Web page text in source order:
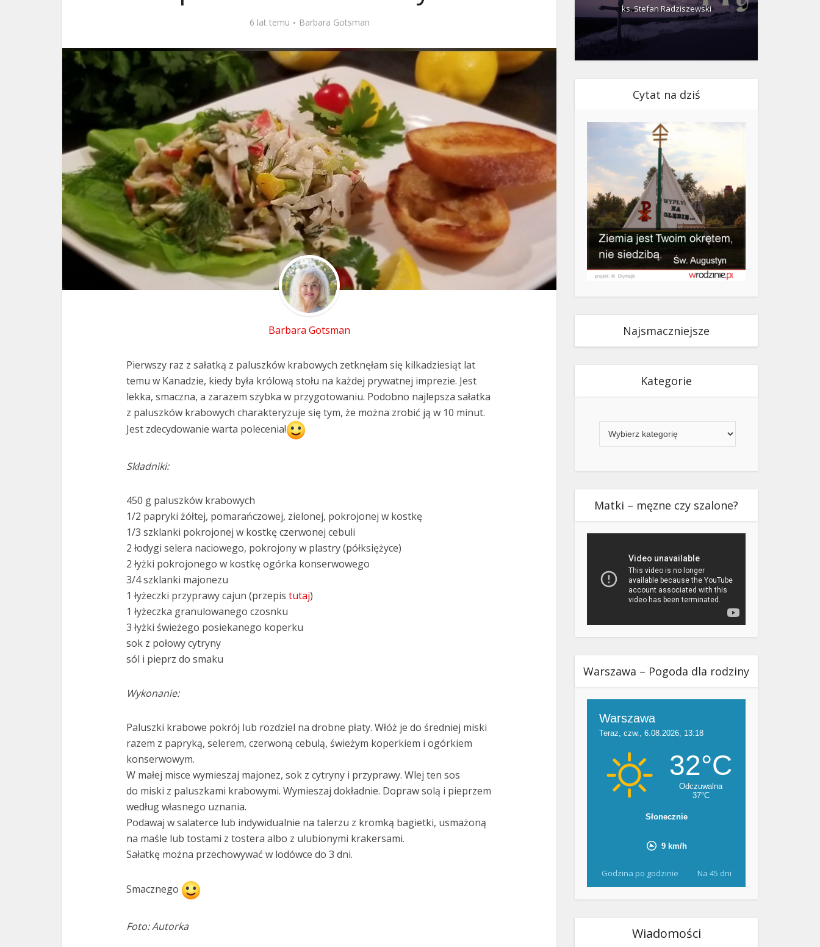
6 lat temu Barbara Gotsman
Barbara Gotsman
Pierwszy raz z sałatką z paluszków krabowych zetknęłam się kilkadziesiąt lat
temu w Kanadzie, kiedy była królową stołu na każdej prywatnej imprezie. Jest
lekka, smaczna, a zarazem szybka w przygotowaniu. Podobno najlepsza sałatka
z paluszków krabowych charakteryzuje się tym, że można zrobić ją w 10 minut.
Jest zdecydowanie warta polecenia!
Składniki:
450 g paluszków krabowych
1/2 papryki żółtej, pomarańczowej, zielonej, pokrojonej w kostkę
1/3 szklanki pokrojonej w kostkę czerwonej cebuli
2 łodygi selera naciowego, pokrojony w plastry (półksiężyce)
2 łyżki pokrojonego w kostkę ogórka konserwowego
3/4 szklanki majonezu
1 łyżeczki przyprawy cajun (przepis tutaj)
1 łyżeczka granulowanego czosnku
3 łyżki świeżego posiekanego koperku
sok z połowy cytryny
sól i pieprz do smaku
Wykonanie:
Paluszki krabowe pokrój lub rozdziel na drobne płaty. Włóż je do średniej miski
razem z papryką, selerem, czerwoną cebulą, świeżym koperkiem i ogórkiem
konserwowym.
W małej misce wymieszaj majonez, sok z cytryny i przyprawy. Wlej ten sos
do miski z paluszkami krabowymi. Wymieszaj dokładnie. Dopraw solą i pieprzem
według własnego uznania.
Podawaj w salaterce lub indywidualnie na talerzu z kromką bagietki, usmażoną
na maśle lub tostami z tostera albo z ulubionymi krakersami.
Sałatkę można przechowywać w lodówce do 3 dni.
Smacznego
Foto: Autorka
ks. Stefan Radziszewski
Cytat na dziś
Najsmaczniejsze
Kategorie
Matki – męzne czy szalone?
Warszawa – Pogoda dla rodziny
Godzina po godzinie Na 45 dni
Wiadomości